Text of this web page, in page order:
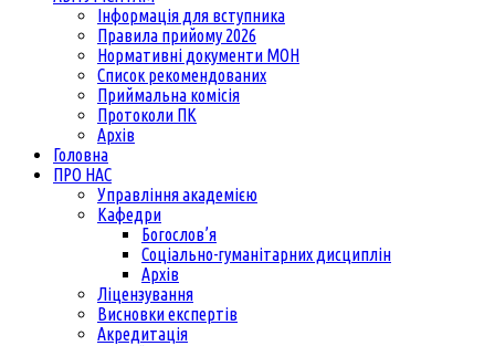
Інформація для вступника
Правила прийому 2026
Нормативні документи МОН
Список рекомендованих
Приймальна комісія
Протоколи ПК
Архів
Головна
ПРО НАС
Управління академією
Кафедри
Богослов’я
Соціально-гуманітарних дисциплін
Архів
Ліцензування
Висновки експертів
Акредитація